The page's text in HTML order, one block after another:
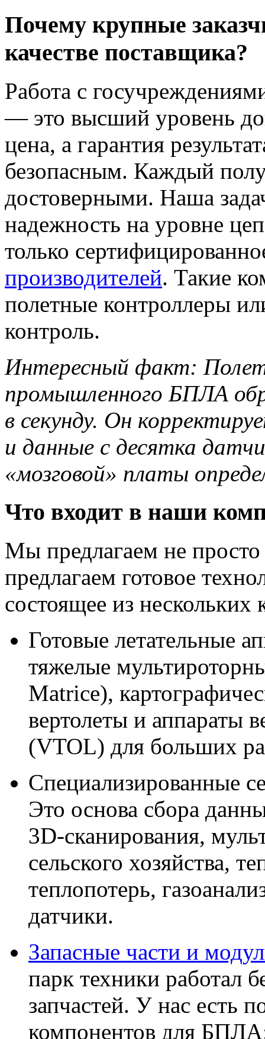
Почему крупные
качестве поставщика?
Работа с
— это высший уровень
цена, а гарантия
безопасным. Каждый
достоверными. Наша
надежность на уровне
только
производителей. Такие
полетные контроллеры
контроль.
Интересный факт:
промышленного БПЛА
в секунду. Он
и данные с десятка
«мозговой» платы
Что входит в наши
Мы предлагаем не
предлагаем готовое
состоящее из
Готовые летательные
тяжелые
Matrice),
вертолеты и аппараты
(VTOL) для больших
Специализированные
Это основа сбора
3D-сканирования,
сельского хозяйства,
теплопотерь,
датчики.
Запасные части и
парк техники работал
запчастей. У нас есть
компонентов для